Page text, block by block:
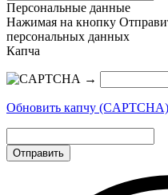
Персональные данные
Нажимая на кнопку
персональных данных
Капча
→
Обновить капчу (CAPTCHA)
Отправить